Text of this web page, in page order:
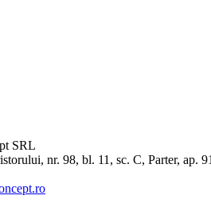
SRL
nr. 98, bl. 11, sc. C, Parter, ap.